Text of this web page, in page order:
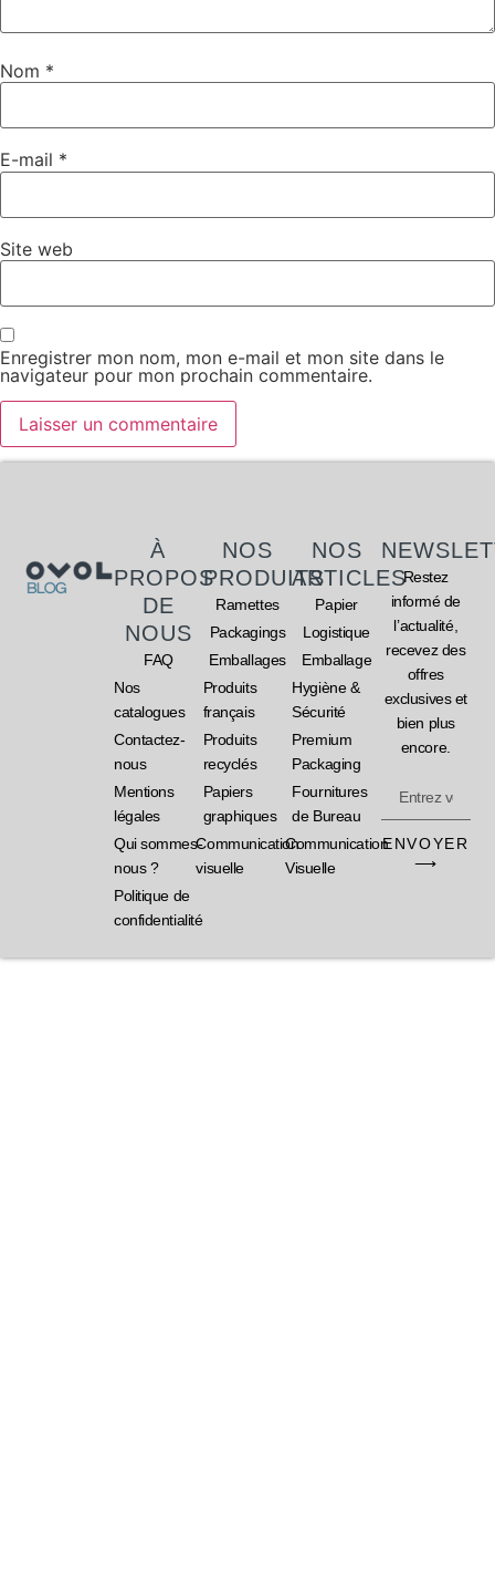
Nom *
E-mail *
Site web
Enregistrer mon nom, mon e-mail et mon site dans le
navigateur pour mon prochain commentaire.
À
PROPOS
DE
NOUS
FAQ
Nos
catalogues
Contactez-
nous
Mentions
légales
Qui sommes-
nous ?
Politique de
confidentialité
NOS
PRODUITS
Ramettes
Packagings
Emballages
Produits
français
Produits
recyclés
Papiers
graphiques
Communication
visuelle
NOS
ARTICLES
Papier
Logistique
Emballage
Hygiène &
Sécurité
Premium
Packaging
Fournitures
de Bureau
Communication
Visuelle
Restez
informé de
l’actualité,
recevez des
offres
exclusives et
bien plus
encore.
ENVOYER
⟶